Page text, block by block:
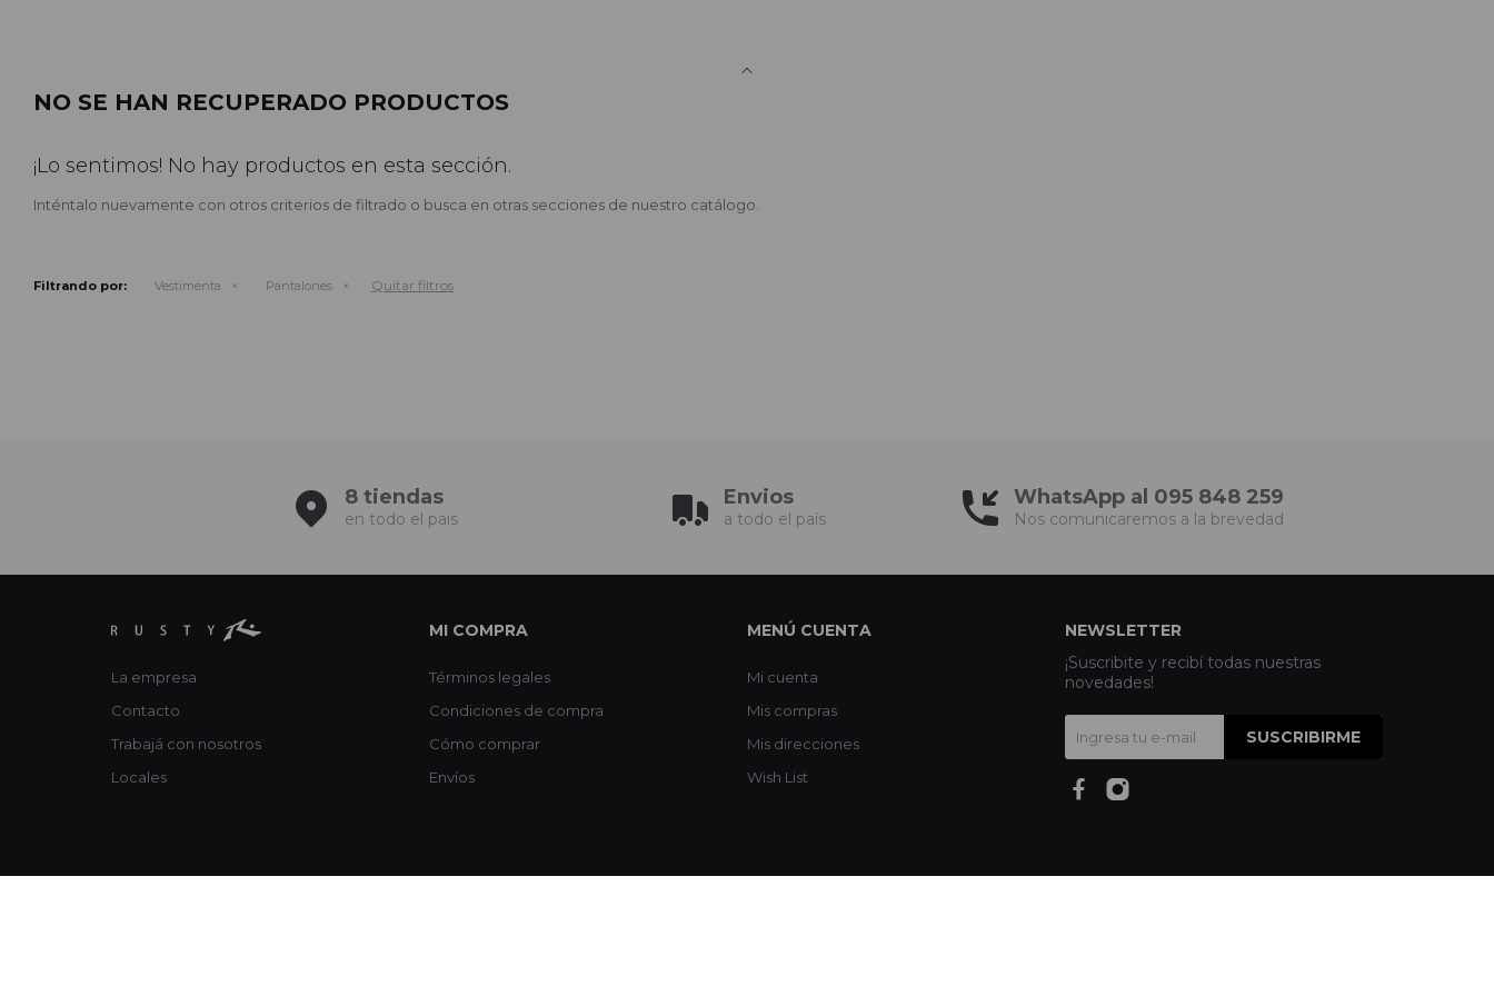
NO SE HAN RECUPERADO PRODUCTOS
¡Lo sentimos! No hay productos en esta sección.
Inténtalo nuevamente con otros criterios de filtrado o busca en otras secciones de nuestro catálogo.
Filtrando por: Vestimenta Pantalones Quitar filtros
8 tiendas
en todo el pais
Envios
a todo el país
WhatsApp al 095 848 259
Nos comunicaremos a la brevedad
La empresa
Contacto
Trabajá con nosotros
Locales
MI COMPRA
Términos legales
Condiciones de compra
Cómo comprar
Envíos
MENÚ CUENTA
Mi cuenta
Mis compras
Mis direcciones
Wish List
NEWSLETTER
¡Suscribite y recibí todas nuestras
novedades!
SUSCRIBIRME